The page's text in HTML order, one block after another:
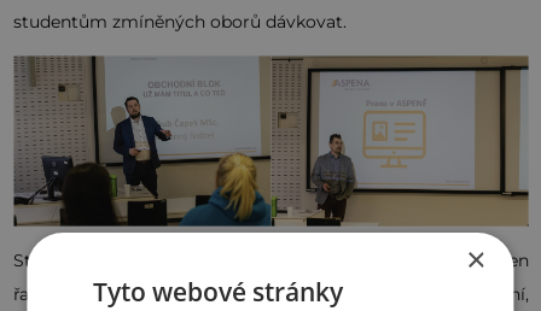
studentům zmíněných oborů dávkovat.
Studenti se pod vedením našich odborníků dozvědí nejen
řadu informací o trhu překladatelství, možnostech uplatnění,
×
Tyto webové stránky